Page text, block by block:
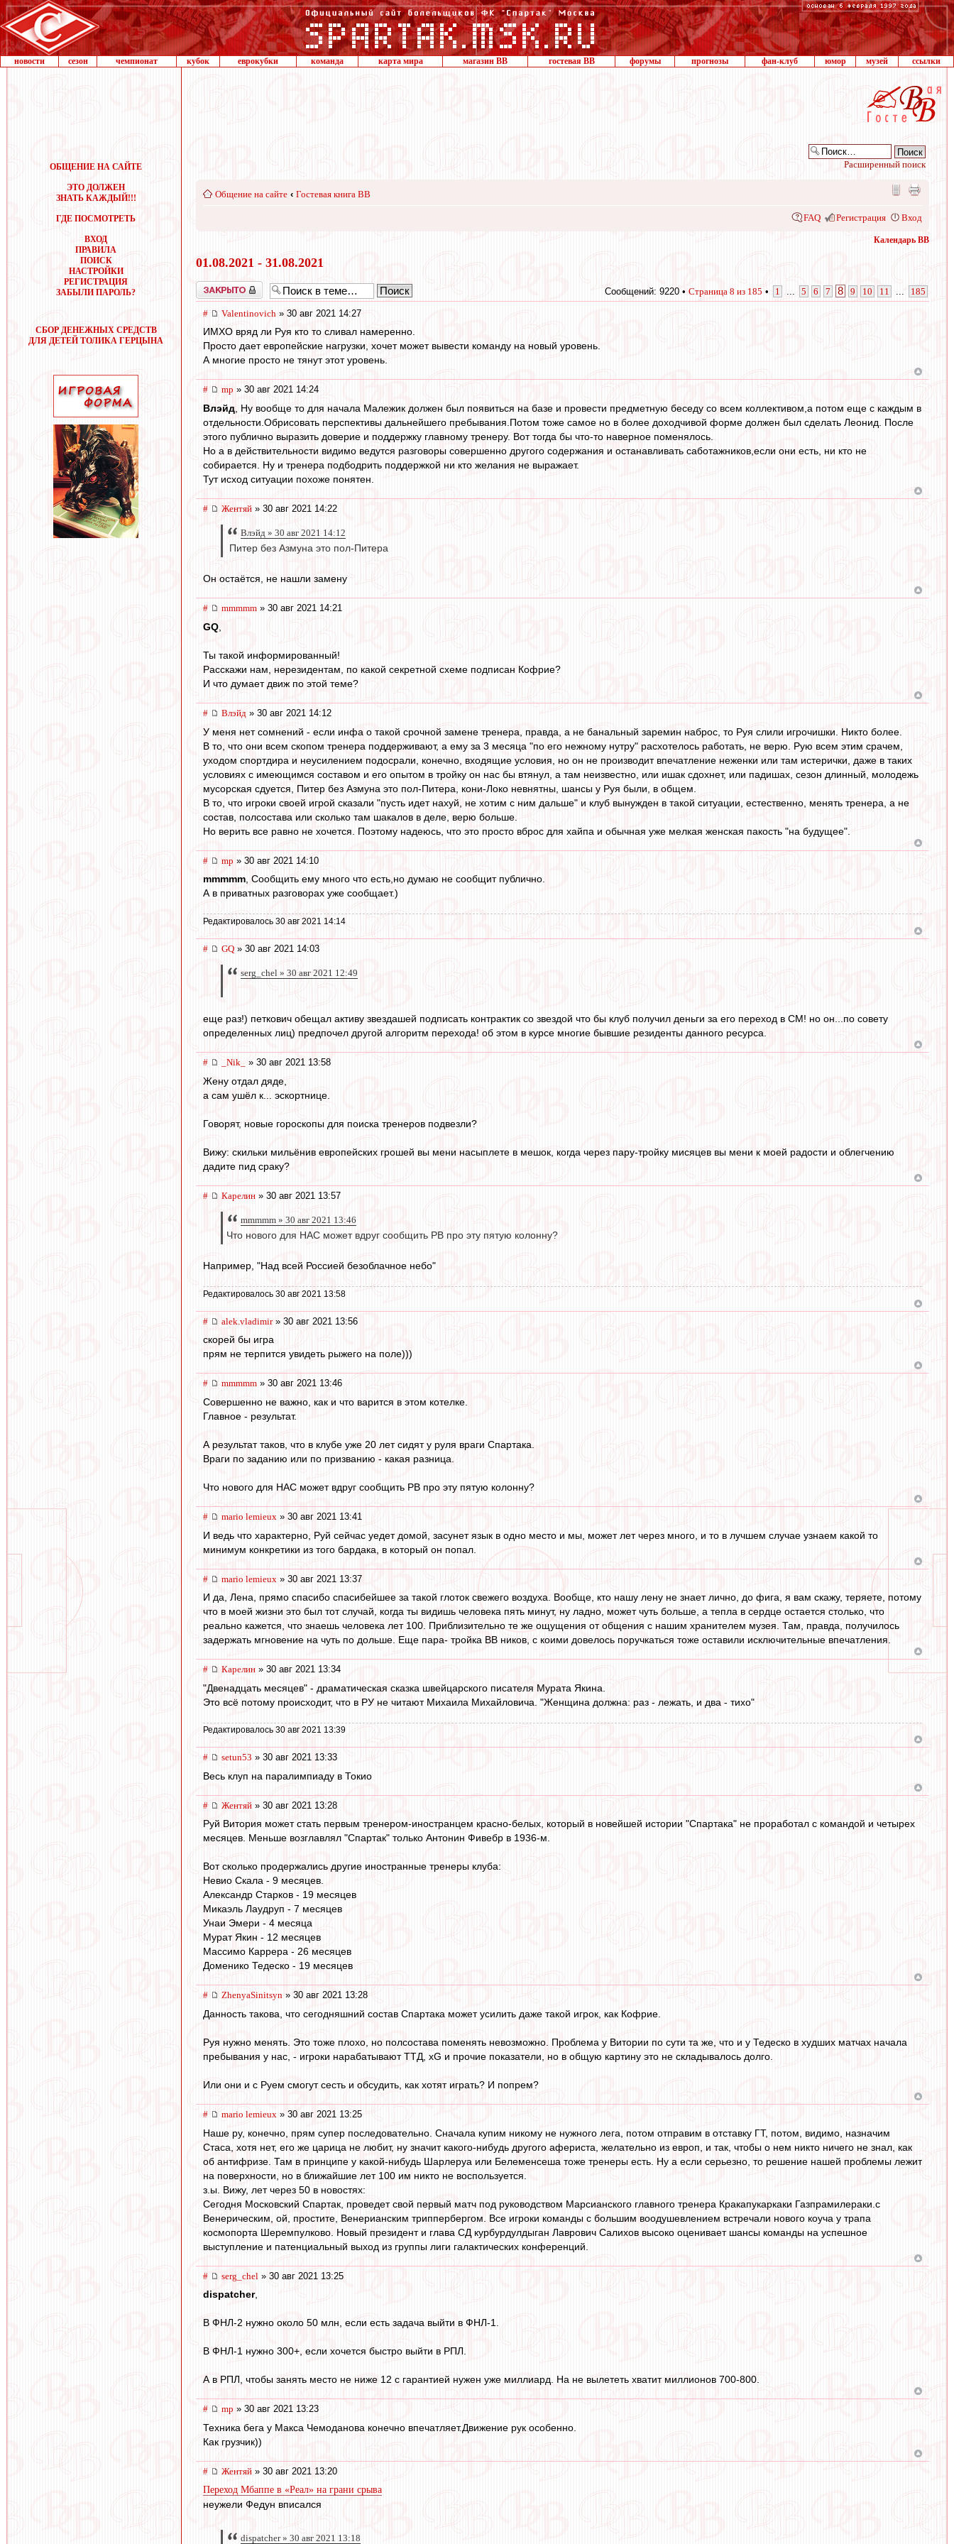
новости сезон чемпионат кубок еврокубки команда карта мира магазин ВВ гостевая ВВ форумы прогнозы фан-клуб юмор музей ссылки
ОБЩЕНИЕ НА САЙТЕ
ЭТО ДОЛЖЕН
ЗНАТЬ КАЖДЫЙ!!!
ГДЕ ПОСМОТРЕТЬ
ВХОД
ПРАВИЛА
ПОИСК
НАСТРОЙКИ
РЕГИСТРАЦИЯ
ЗАБЫЛИ ПАРОЛЬ?
СБОР ДЕНЕЖНЫХ СРЕДСТВ
ДЛЯ ДЕТЕЙ ТОЛИКА ГЕРЦЫНА
Расширенный поиск
Общение на сайте ‹ Гостевая книга ВВ
FAQ Регистрация Вход
Календарь ВВ
01.08.2021 - 31.08.2021
Закрыто Сообщений: 9220 • Страница 8 из 185 • 1 5 6 7 8 9 10 11 185
# Valentinovich » 30 авг 2021 14:27
ИМХО вряд ли Руя кто то сливал намеренно.
Просто дает европейские нагрузки, хочет может вывести команду на новый уровень.
А многие просто не тянут этот уровень.
# mp » 30 авг 2021 14:24
Влэйд , Ну вообще то для начала Малежик должен был появиться на базе и провести предметную беседу со всем коллективом,а потом еще с каждым в
отдельности.Обрисовать перспективы дальнейшего пребывания.Потом тоже самое но в более доходчивой форме должен был сделать Леонид. После
этого публично выразить доверие и поддержку главному тренеру. Вот тогда бы что-то наверное поменялось.
Но а в действительности видимо ведутся разговоры совершенно другого содержания и останавливать саботажников,если они есть, ни кто не
собирается. Ну и тренера подбодрить поддержкой ни кто желания не выражает.
Тут исход ситуации похоже понятен.
# Жентяй » 30 авг 2021 14:22
Влэйд » 30 авг 2021 14:12
Питер без Азмуна это пол-Питера
Он остаётся, не нашли замену
# mmmmm » 30 авг 2021 14:21
GQ
Ты такой информированный!
Расскажи нам, нерезидентам, по какой секретной схеме подписан Кофрие?
И что думает движ по этой теме?
# Влэйд » 30 авг 2021 14:12
У меня нет сомнений - если инфа о такой срочной замене тренера, правда, а не банальный заремин наброс, то Руя слили игрочишки. Никто более.
В то, что они всем скопом тренера поддерживают, а ему за 3 месяца "по его нежному нутру" расхотелось работать, не верю. Рую всем этим срачем,
уходом спортдира и неусилением подосрали, конечно, входящие условия, но он не производит впечатление неженки или там истерички, даже в таких
условиях с имеющимся составом и его опытом в тройку он нас бы втянул, а там неизвестно, или ишак сдохнет, или падишах, сезон длинный, молодежь
мусорская сдуется, Питер без Азмуна это пол-Питера, кони-Локо невнятны, шансы у Руя были, в общем.
В то, что игроки своей игрой сказали "пусть идет нахуй, не хотим с ним дальше" и клуб вынужден в такой ситуации, естественно, менять тренера, а не
состав, полсостава или сколько там шакалов в деле, верю больше.
Но верить все равно не хочется. Поэтому надеюсь, что это просто вброс для хайпа и обычная уже мелкая женская пакость "на будущее".
# mp » 30 авг 2021 14:10
mmmmm, Сообщить ему много что есть,но думаю не сообщит публично.
А в приватных разговорах уже сообщает.)
Редактировалось 30 авг 2021 14:14
# GQ » 30 авг 2021 14:03
serg_chel » 30 авг 2021 12:49
еще раз!) петкович обещал активу звездашей подписать контрактик со звездой что бы клуб получил деньги за его переход в СМ! но он...по совету
определенных лиц) предпочел другой алгоритм перехода! об этом в курсе многие бывшие резиденты данного ресурса.
# _Nik_ » 30 авг 2021 13:58
Жену отдал дяде,
а сам ушёл к... эскортнице.
Говорят, новые гороскопы для поиска тренеров подвезли?
Вижу: скильки мильёнив европейских грошей вы мени насыплете в мешок, когда через пару-тройку мисяцев вы мени к моей радости и облегчению
дадите пид сраку?
# Карелин » 30 авг 2021 13:57
mmmmm » 30 авг 2021 13:46
Что нового для НАС может вдруг сообщить РВ про эту пятую колонну?
Например, "Над всей Россией безоблачное небо"
Редактировалось 30 авг 2021 13:58
# alek.vladimir» 30 авг 2021 13:56
скорей бы игра
прям не терпится увидеть рыжего на поле)))
# mmmmm » 30 авг 2021 13:46
Совершенно не важно, как и что варится в этом котелке.
Главное - результат.
А результат таков, что в клубе уже 20 лет сидят у руля враги Спартака.
Враги по заданию или по призванию - какая разница.
Что нового для НАС может вдруг сообщить РВ про эту пятую колонну?
# mario lemieux » 30 авг 2021 13:41
И ведь что характерно, Руй сейчас уедет домой, засунет язык в одно место и мы, может лет через много, и то в лучшем случае узнаем какой то
минимум конкретики из того бардака, в который он попал.
# mario lemieux » 30 авг 2021 13:37
И да, Лена, прямо спасибо спасибейшее за такой глоток свежего воздуха. Вообще, кто нашу лену не знает лично, до фига, я вам скажу, теряете, потому
что в моей жизни это был тот случай, когда ты видишь человека пять минут, ну ладно, может чуть больше, а тепла в сердце остается столько, что
реально кажется, что знаешь человека лет 100. Приблизительно те же ощущения от общения с нашим хранителем музея. Там, правда, получилось
задержать мгновение на чуть по дольше. Еще пара- тройка ВВ ников, с коими довелось поручкаться тоже оставили исключительные впечатления.
# Карелин » 30 авг 2021 13:34
"Двенадцать месяцев" - драматическая сказка швейцарского писателя Мурата Якина.
Это всё потому происходит, что в РУ не читают Михаила Михайловича. "Женщина должна: раз - лежать, и два - тихо"
Редактировалось 30 авг 2021 13:39
# setun53 » 30 авг 2021 13:33
Весь клуп на паралимпиаду в Токио
# Жентяй » 30 авг 2021 13:28
Руй Витория может стать первым тренером-иностранцем красно-белых, который в новейшей истории "Спартака" не проработал с командой и четырех
месяцев. Меньше возглавлял "Спартак" только Антонин Фивебр в 1936-м.
Вот сколько продержались другие иностранные тренеры клуба:
Невио Скала - 9 месяцев.
Александр Старков - 19 месяцев
Микаэль Лаудруп - 7 месяцев
Унаи Эмери - 4 месяца
Мурат Якин - 12 месяцев
Массимо Каррера - 26 месяцев
Доменико Тедеско - 19 месяцев
# ZhenyaSinitsyn » 30 авг 2021 13:28
Данность такова, что сегодняшний состав Спартака может усилить даже такой игрок, как Кофрие.
Руя нужно менять. Это тоже плохо, но полсостава поменять невозможно. Проблема у Витории по сути та же, что и у Тедеско в худших матчах начала
пребывания у нас, - игроки нарабатывают ТТД, xG и прочие показатели, но в общую картину это не складывалось долго.
Или они и с Руем смогут сесть и обсудить, как хотят играть? И попрем?
# mario lemieux » 30 авг 2021 13:25
Наше ру, конечно, прям супер последовательно. Сначала купим никому не нужного лега, потом отправим в отставку ГТ, потом, видимо, назначим
Стаса, хотя нет, его же царица не любит, ну значит какого-нибудь другого афериста, желательно из европ, и так, чтобы о нем никто ничего не знал, как
об антифризе. Там в принципе у какой-нибудь Шарлеруа или Белеменсеша тоже тренеры есть. Ну а если серьезно, то решение нашей проблемы лежит
на поверхности, но в ближайшие лет 100 им никто не воспользуется.
з.ы. Вижу, лет через 50 в новостях:
Сегодня Московский Спартак, проведет свой первый матч под руководством Марсианского главного тренера Кракапукаркаки Газпрамилераки.с
Венерическим, ой, простите, Венерианским триппербергом. Все игроки команды с большим воодушевлением встречали нового коуча у трапа
космопорта Шеремпулково. Новый президент и глава СД курбурдулдыган Лаврович Салихов высоко оценивает шансы команды на успешное
выступление и патенциальный выход из группы лиги галактических конференций.
# serg_chel » 30 авг 2021 13:25
dispatcher,
В ФНЛ-2 нужно около 50 млн, если есть задача выйти в ФНЛ-1.
В ФНЛ-1 нужно 300+, если хочется быстро выйти в РПЛ.
А в РПЛ, чтобы занять место не ниже 12 с гарантией нужен уже миллиард. На не вылететь хватит миллионов 700-800.
# mp » 30 авг 2021 13:23
Техника бега у Макса Чемоданова конечно впечатляет.Движение рук особенно.
Как грузчик))
# Жентяй » 30 авг 2021 13:20
Переход Мбаппе в «Реал» на грани срыва
неужели Федун вписался
dispatcher » 30 авг 2021 13:18